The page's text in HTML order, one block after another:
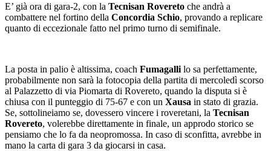
E’ già ora di gara-2, con la Tecnisan Rovereto che andrà a
combattere nel fortino della Concordia Schio, provando a replicare
quanto di eccezionale fatto nel primo turno di semifinale.
La posta in palio è altissima, coach Fumagalli lo sa perfettamente,
probabilmente non sarà la fotocopia della partita di mercoledì scorso
al Palazzetto di via Piomarta di Rovereto, quando la disputa si è
chiusa con il punteggio di 75-67 e con un Xausa in stato di grazia.
Se, sottolineiamo se, dovessero vincere i roveretani, la Tecnisan
Rovereto, volerebbe direttamente in finale, un approdo storico se
pensiamo che lo fa da neopromossa. In caso di sconfitta, avrebbe in
mano la carta di gara 3 da giocarsi in casa.